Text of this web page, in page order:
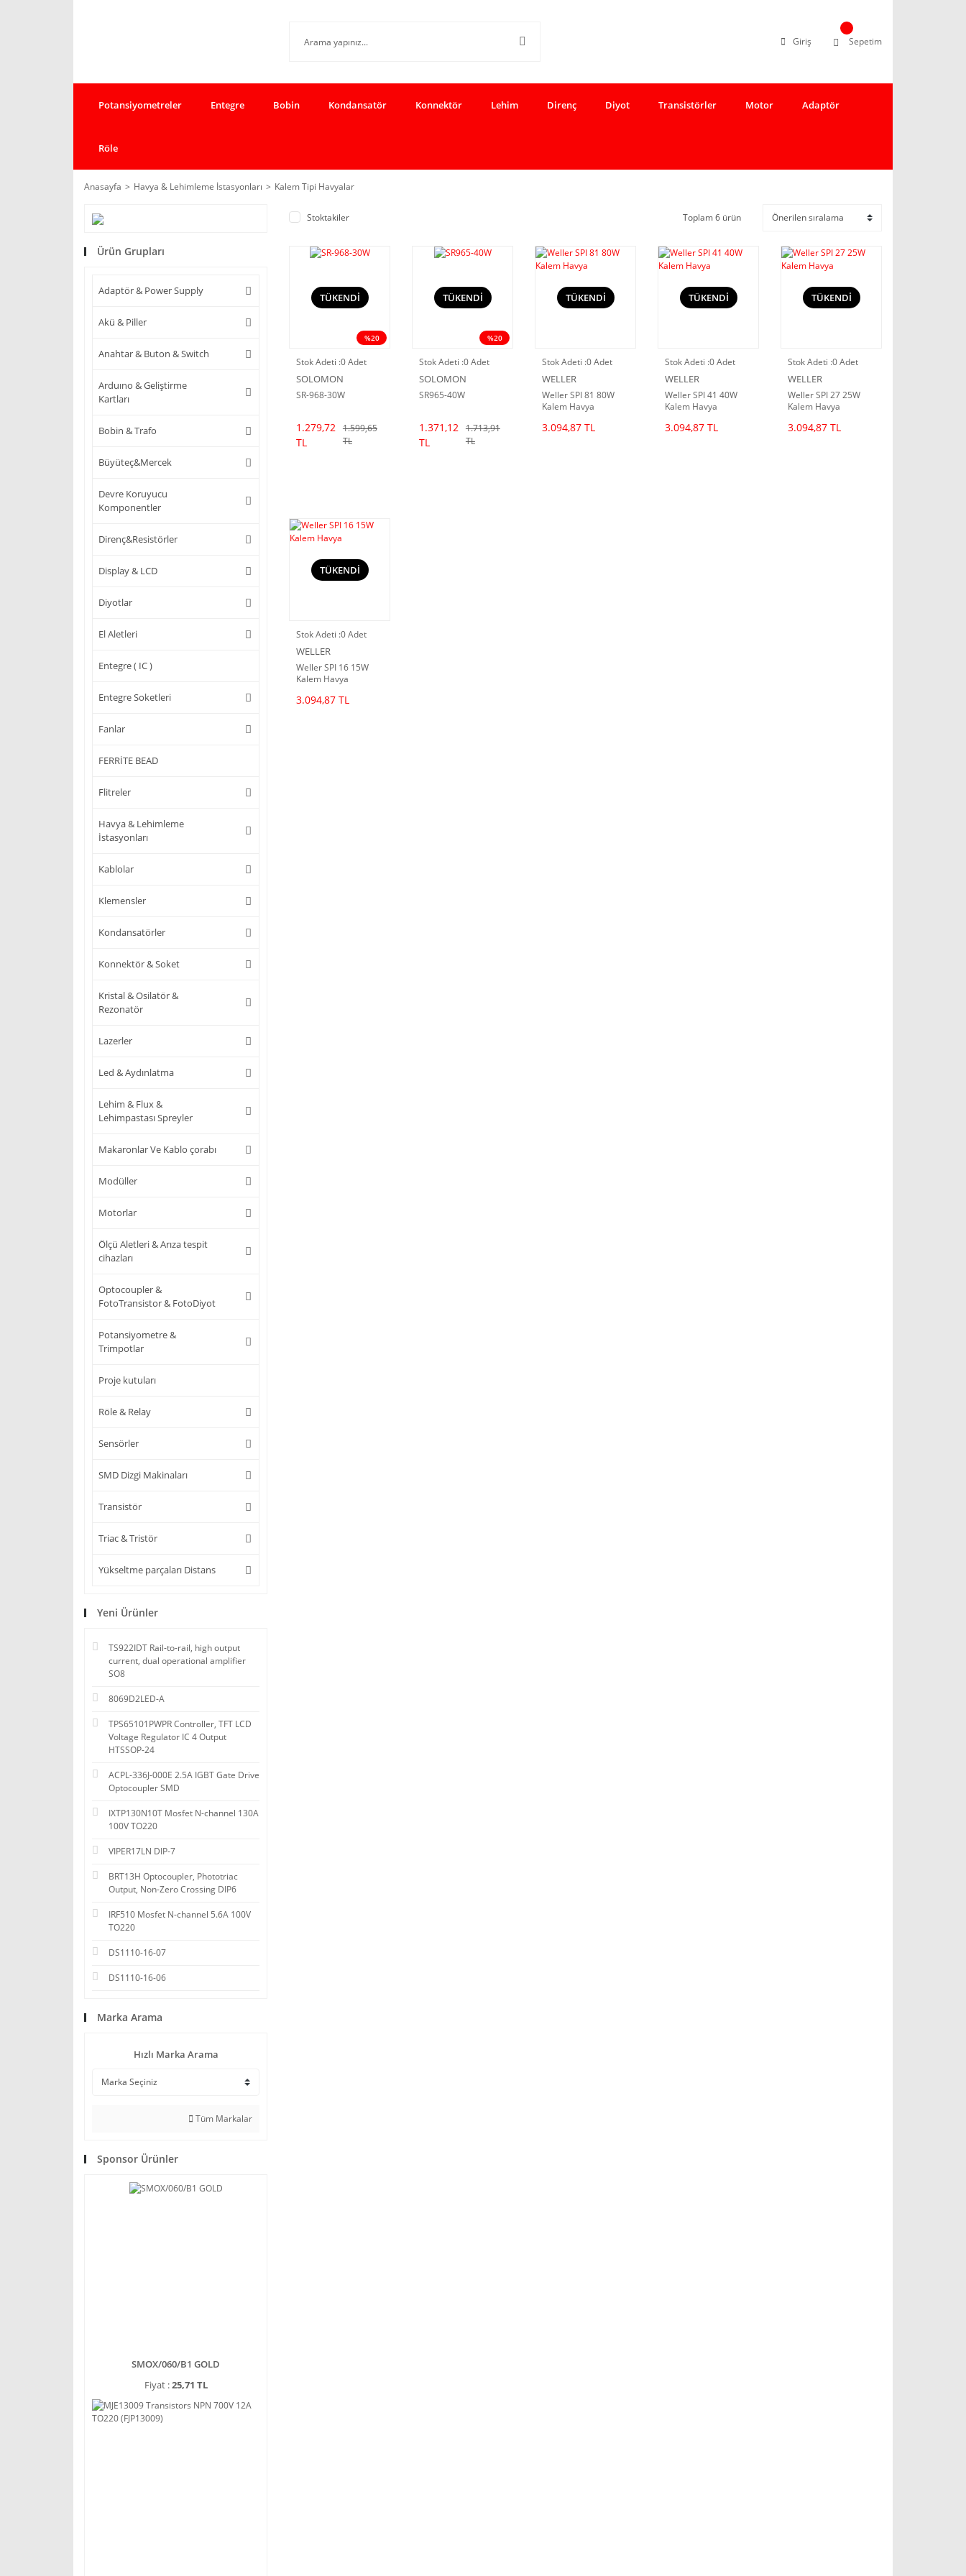
Giriş Sepetim
Potansiyometreler Entegre Bobin Kondansatör Konnektör Lehim Direnç Diyot Transistörler Motor Adaptör
Röle
Anasayfa Havya & Lehimleme İstasyonları Kalem Tipi Havyalar
Ürün Grupları
Adaptör & Power Supply
Akü & Piller
Anahtar & Buton & Switch
Arduıno & Geliştirme
Kartları
Bobin & Trafo
Büyüteç&Mercek
Devre Koruyucu
Komponentler
Direnç&Resistörler
Display & LCD
Diyotlar
El Aletleri
Entegre ( IC )
Entegre Soketleri
Fanlar
FERRİTE BEAD
Flitreler
Havya & Lehimleme
İstasyonları
Kablolar
Klemensler
Kondansatörler
Konnektör & Soket
Kristal & Osilatör &
Rezonatör
Lazerler
Led & Aydınlatma
Lehim & Flux &
Lehimpastası Spreyler
Makaronlar Ve Kablo çorabı
Modüller
Motorlar
Ölçü Aletleri & Arıza tespit
cihazları
Optocoupler &
FotoTransistor & FotoDiyot
Potansiyometre &
Trimpotlar
Proje kutuları
Röle & Relay
Sensörler
SMD Dizgi Makinaları
Transistör
Triac & Tristör
Yükseltme parçaları Distans
Yeni Ürünler
TS922IDT Rail-to-rail, high output
current, dual operational amplifier
SO8
8069D2LED-A
TPS65101PWPR Controller, TFT LCD
Voltage Regulator IC 4 Output
HTSSOP-24
ACPL-336J-000E 2.5A IGBT Gate Drive
Optocoupler SMD
IXTP130N10T Mosfet N-channel 130A
100V TO220
VIPER17LN DIP-7
BRT13H Optocoupler, Phototriac
Output, Non-Zero Crossing DIP6
IRF510 Mosfet N-channel 5.6A 100V
TO220
DS1110-16-07
DS1110-16-06
Marka Arama
Hızlı Marka Arama
Tüm Markalar
Sponsor Ürünler
SMOX/060/B1 GOLD
Fiyat :25,71 TL
Stoktakiler Toplam 6 ürün
%20
TÜKENDİ
Stok Adeti :0 Adet
SOLOMON
SR-968-30W
1.279,72
TL
1.599,65
TL
%20
TÜKENDİ
Stok Adeti :0 Adet
SOLOMON
SR965-40W
1.371,12
TL
1.713,91
TL
TÜKENDİ
Stok Adeti :0 Adet
WELLER
Weller SPI 81 80W
Kalem Havya
3.094,87 TL
TÜKENDİ
Stok Adeti :0 Adet
WELLER
Weller SPI 41 40W
Kalem Havya
3.094,87 TL
TÜKENDİ
Stok Adeti :0 Adet
WELLER
Weller SPI 27 25W
Kalem Havya
3.094,87 TL
TÜKENDİ
Stok Adeti :0 Adet
WELLER
Weller SPI 16 15W
Kalem Havya
3.094,87 TL